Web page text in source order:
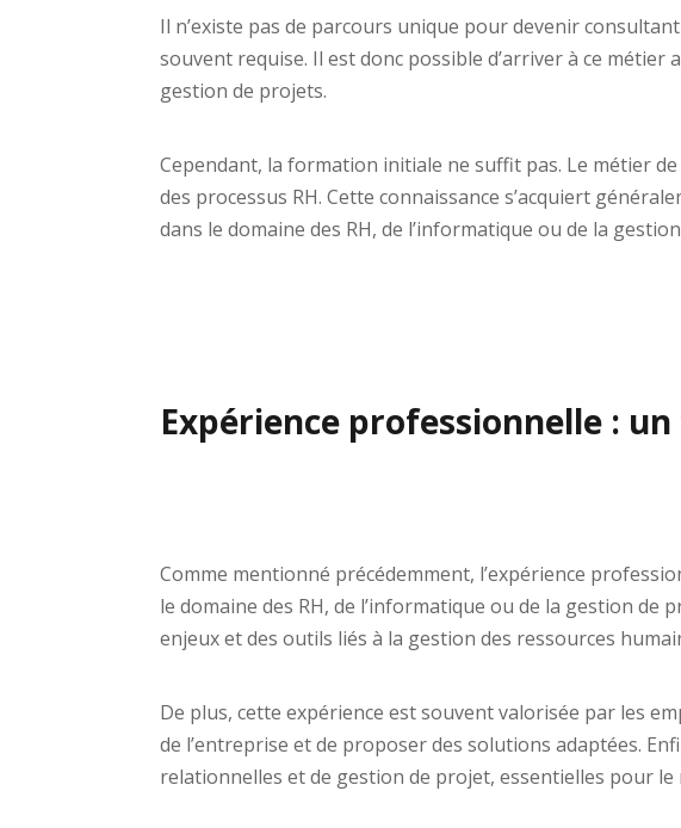
Il n’existe pas de parcours unique pour devenir
souvent requise. Il est donc possible d’arriver à ce
gestion de projets.
Cependant, la formation initiale ne suffit pas. Le métier
des processus RH. Cette connaissance s’acquiert
dans le domaine des RH, de l’informatique ou de la
Expérience professionnelle :
Comme mentionné précédemment, l’expérience
le domaine des RH, de l’informatique ou de la gestion
enjeux et des outils liés à la gestion des ressources
De plus, cette expérience est souvent valorisée par les
de l’entreprise et de proposer des solutions adaptées.
relationnelles et de gestion de projet, essentielles pour le